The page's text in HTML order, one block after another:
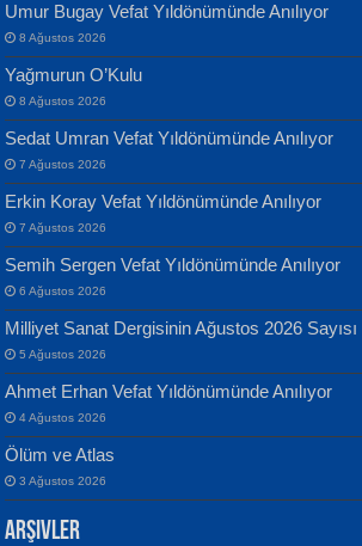
ATİLLA ÖZEN
Sultan Olmadan Önce Eyüp...
EKREM KARABABA
Banu Sancak
Defterimden İçeri...
İsmail Aydos
İnkisar...
Umur Bugay Vefat Yıldönümünde Anılıyor
8 Ağustos 2026
Yağmurun O’Kulu
8 Ağustos 2026
Sedat Umran Vefat Yıldönümünde Anılıyor
7 Ağustos 2026
Erkin Koray Vefat Yıldönümünde Anılıyor
7 Ağustos 2026
Semih Sergen Vefat Yıldönümünde Anılıyor
6 Ağustos 2026
Milliyet Sanat Dergisinin Ağustos 2026 Sayısı
5 Ağustos 2026
Ahmet Erhan Vefat Yıldönümünde Anılıyor
4 Ağustos 2026
Ölüm ve Atlas
3 Ağustos 2026
Arşivler